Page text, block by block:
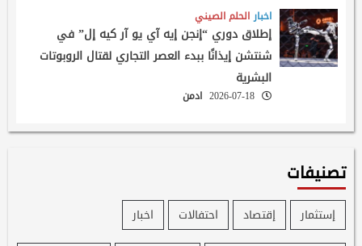
اخبار الحلم الصيني
إطلاق دوري “إنجن إيه آي يو آر كيه إل” في
شنتشن إيذانًا ببدء العصر التجاري لقتال الروبوتات
البشرية
ادمن
تصنيفات
إستثمار إقتصاد احتفالات
اخبار